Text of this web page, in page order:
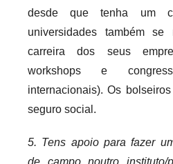
desde que tenha um
universidades também se
carreira dos seus
workshops e
internacionais). Os
seguro social.
5. Tens apoio para fazer
de campo noutro